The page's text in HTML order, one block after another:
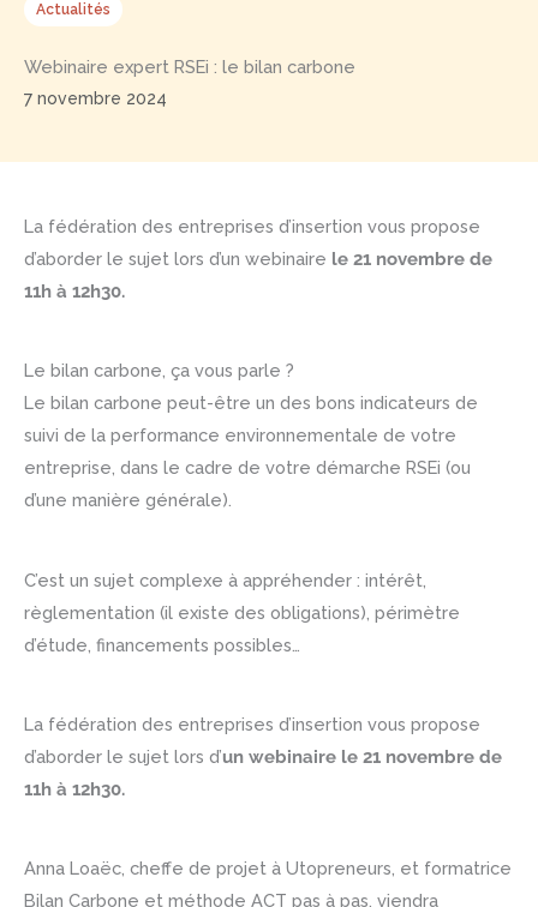
Actualités
Webinaire expert RSEi : le bilan carbone
7 novembre 2024
La fédération des entreprises d’insertion vous propose
d’aborder le sujet lors d’un webinaire le 21 novembre de
11h à 12h30.
Le bilan carbone, ça vous parle ?
Le bilan carbone peut-être un des bons indicateurs de
suivi de la performance environnementale de votre
entreprise, dans le cadre de votre démarche RSEi (ou
d’une manière générale).
C’est un sujet complexe à appréhender : intérêt,
règlementation (il existe des obligations), périmètre
d’étude, financements possibles…
La fédération des entreprises d’insertion vous propose
d’aborder le sujet lors d’un webinaire le 21 novembre de
11h à 12h30.
Anna Loaëc, cheffe de projet à Utopreneurs, et formatrice
Bilan Carbone et méthode ACT pas à pas, viendra